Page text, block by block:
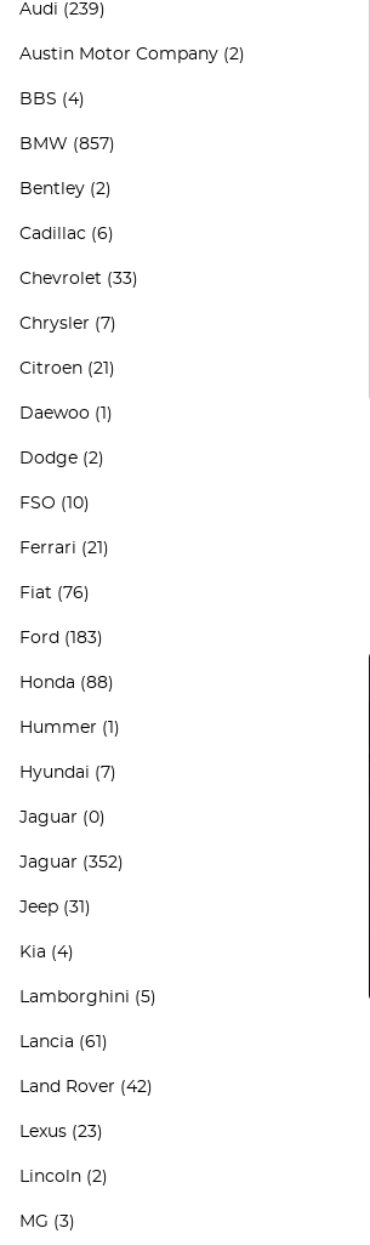
Audi (239)
Austin Motor Company (2)
BBS (4)
BMW (857)
Bentley (2)
Cadillac (6)
Chevrolet (33)
Chrysler (7)
Citroen (21)
Daewoo (1)
Dodge (2)
FSO (10)
Ferrari (21)
Fiat (76)
Ford (183)
Honda (88)
Hummer (1)
Hyundai (7)
Jaguar (0)
Jaguar (352)
Jeep (31)
Kia (4)
Lamborghini (5)
Lancia (61)
Land Rover (42)
Lexus (23)
Lincoln (2)
MG (3)